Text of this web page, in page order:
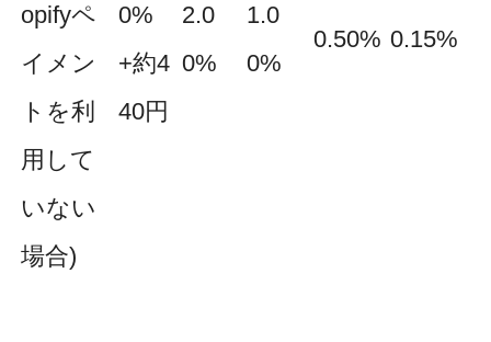
opifyペ
イメン
トを利
用して
いない
場合)
0%
+約4
40円
2.0
0%
1.0
0%
0.50% 0.15%